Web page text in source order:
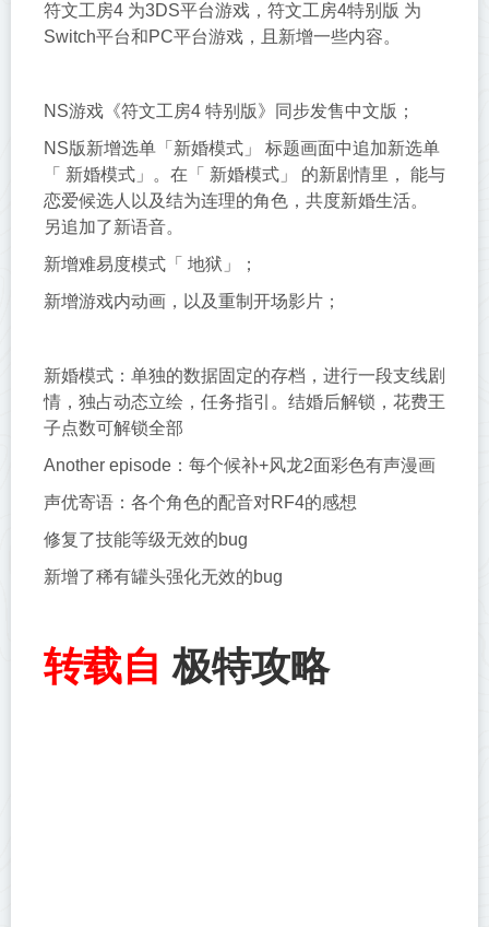
符文工房4 为3DS平台游戏，符文工房4特别版 为
Switch平台和PC平台游戏，且新增一些内容。
NS游戏《符文工房4 特别版》同步发售中文版；
NS版新增选单「新婚模式」 标题画面中追加新选单
「 新婚模式」。在「 新婚模式」 的新剧情里， 能与
恋爱候选人以及结为连理的角色，共度新婚生活。
另追加了新语音。
新增难易度模式「 地狱」；
新增游戏内动画，以及重制开场影片；
新婚模式：单独的数据固定的存档，进行一段支线剧
情，独占动态立绘，任务指引。结婚后解锁，花费王
子点数可解锁全部
Another episode：每个候补+风龙2面彩色有声漫画
声优寄语：各个角色的配音对RF4的感想
修复了技能等级无效的bug
新增了稀有罐头强化无效的bug
转载自极特攻略